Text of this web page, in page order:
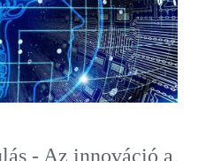
- Az innováció a